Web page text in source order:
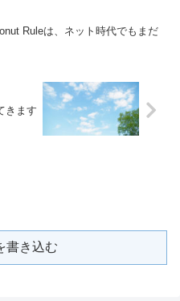
Ruleは、ネット時代でもまだ
きます
書き込む